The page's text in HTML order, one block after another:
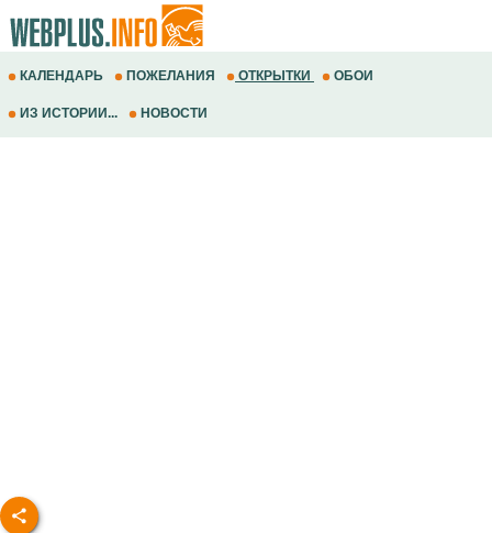
КАЛЕНДАРЬ ПОЖЕЛАНИЯ ОТКРЫТКИ ОБОИ
ИЗ ИСТОРИИ... НОВОСТИ